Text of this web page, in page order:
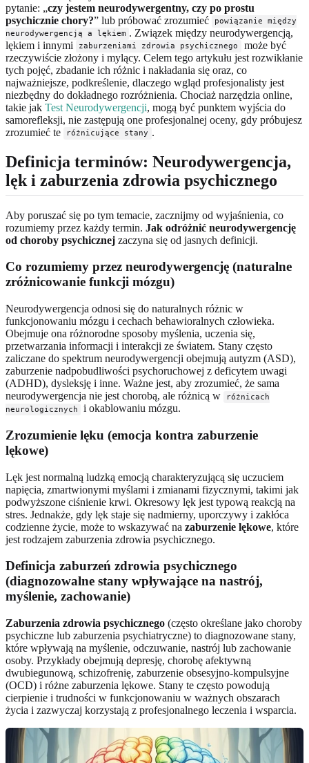
pytanie: „czy jestem neurodywergentny, czy po prostu
psychicznie chory?” lub próbować zrozumieć
powiązanie między
neurodywergencją a lękiem . Związek między neurodywergencją,
lękiem i innymi
zaburzeniami zdrowia psychicznego
może być
rzeczywiście złożony i mylący. Celem tego artykułu jest rozwikłanie
tych pojęć, zbadanie ich różnic i nakładania się oraz, co
najważniejsze, podkreślenie, dlaczego wgląd profesjonalisty jest
niezbędny do dokładnego rozróżnienia. Chociaż narzędzia online,
takie jak Test Neurodywergencji, mogą być punktem wyjścia do
samorefleksji, nie zastępują one profesjonalnej oceny, gdy próbujesz
zrozumieć te
różnicujące stany .
Definicja terminów: Neurodywergencja,
lęk i zaburzenia zdrowia psychicznego
Aby poruszać się po tym temacie, zacznijmy od wyjaśnienia, co
rozumiemy przez każdy termin. Jak odróżnić neurodywergencję
od choroby psychicznej zaczyna się od jasnych definicji.
Co rozumiemy przez neurodywergencję (naturalne
zróżnicowanie funkcji mózgu)
Neurodywergencja odnosi się do naturalnych różnic w
funkcjonowaniu mózgu i cechach behawioralnych człowieka.
Obejmuje ona różnorodne sposoby myślenia, uczenia się,
przetwarzania informacji i interakcji ze światem. Stany często
zaliczane do spektrum neurodywergencji obejmują autyzm (ASD),
zaburzenie nadpobudliwości psychoruchowej z deficytem uwagi
(ADHD), dysleksję i inne. Ważne jest, aby zrozumieć, że sama
neurodywergencja nie jest chorobą, ale różnicą w
różnicach
neurologicznych
i okablowaniu mózgu.
Zrozumienie lęku (emocja kontra zaburzenie
lękowe)
Lęk jest normalną ludzką emocją charakteryzującą się uczuciem
napięcia, zmartwionymi myślami i zmianami fizycznymi, takimi jak
podwyższone ciśnienie krwi. Okresowy lęk jest typową reakcją na
stres. Jednakże, gdy lęk staje się nadmierny, uporczywy i zakłóca
codzienne życie, może to wskazywać na zaburzenie lękowe, które
jest rodzajem zaburzenia zdrowia psychicznego.
Definicja zaburzeń zdrowia psychicznego
(diagnozowalne stany wpływające na nastrój,
myślenie, zachowanie)
Zaburzenia zdrowia psychicznego (często określane jako choroby
psychiczne lub zaburzenia psychiatryczne) to diagnozowane stany,
które wpływają na myślenie, odczuwanie, nastrój lub zachowanie
osoby. Przykłady obejmują depresję, chorobę afektywną
dwubiegunową, schizofrenię, zaburzenie obsesyjno-kompulsyjne
(OCD) i różne zaburzenia lękowe. Stany te często powodują
cierpienie i trudności w funkcjonowaniu w ważnych obszarach
życia i zazwyczaj korzystają z profesjonalnego leczenia i wsparcia.